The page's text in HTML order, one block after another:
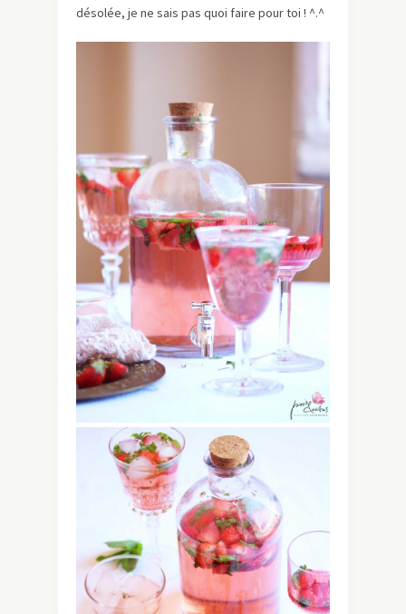
désolée, je ne sais pas quoi faire pour toi ! ^.^